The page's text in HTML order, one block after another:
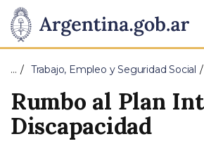
Presidencia
de
la
Nación
Pasar al contenido principal
… Trabajo, Empleo y Seguridad Social
Rumbo al Plan
Discapacidad